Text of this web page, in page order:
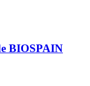
BIOSPAIN